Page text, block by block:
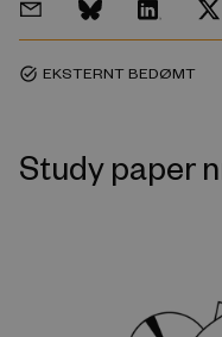
task_alt EKSTERNT BEDØMT
Study paper